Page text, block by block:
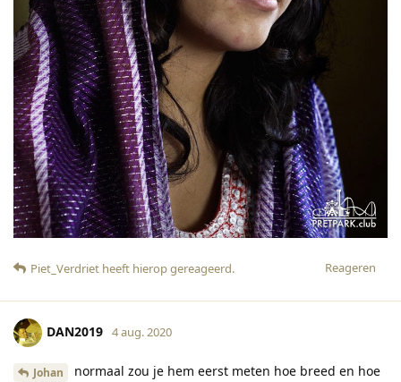
Reageren
Piet_Verdriet heeft hierop gereageerd.
DAN2019 4 aug. 2020
Johan
normaal zou je hem eerst meten hoe breed en hoe